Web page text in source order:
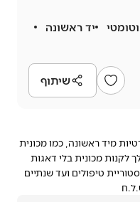
יד ראשונה
שיתוף
מיד ראשונה, כמו מכונית
מכונית בלי דאגות
מלאה, טיפולי 360, היסטוריית טיפולים ועד שנתיים